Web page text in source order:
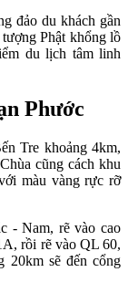
đảo du khách gần
Phật khổng lồ
du lịch tâm linh
Phước
Tre khoảng 4km,
cũng cách khu
màu vàng rực rỡ
- Nam, rẽ vào cao
rồi rẽ vào QL 60,
20km sẽ đến cổng